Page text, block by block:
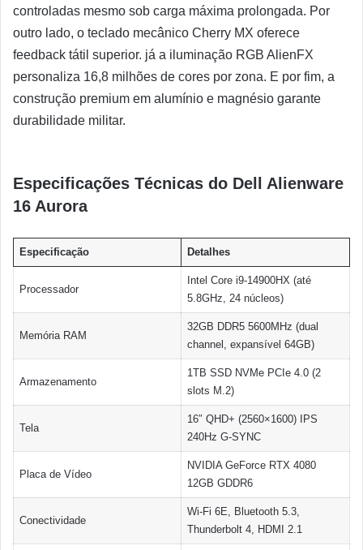
controladas mesmo sob carga máxima prolongada. Por
outro lado, o teclado mecânico Cherry MX oferece
feedback tátil superior. já a iluminação RGB AlienFX
personaliza 16,8 milhões de cores por zona. E por fim, a
construção premium em alumínio e magnésio garante
durabilidade militar.
Especificações Técnicas do Dell Alienware
16 Aurora
Especificação Detalhes
Processador
Intel Core i9-14900HX (até
5.8GHz, 24 núcleos)
Memória RAM
32GB DDR5 5600MHz (dual
channel, expansível 64GB)
Armazenamento
1TB SSD NVMe PCIe 4.0 (2
slots M.2)
Tela
16″ QHD+ (2560×1600) IPS
240Hz G-SYNC
Placa de Vídeo
NVIDIA GeForce RTX 4080
12GB GDDR6
Conectividade
Wi-Fi 6E, Bluetooth 5.3,
Thunderbolt 4, HDMI 2.1